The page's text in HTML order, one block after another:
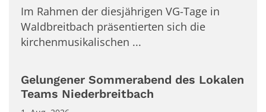
Im Rahmen der diesjährigen VG-Tage in
Waldbreitbach präsentierten sich die
kirchenmusikalischen ...
Gelungener Sommerabend des Lokalen
Teams Niederbreitbach